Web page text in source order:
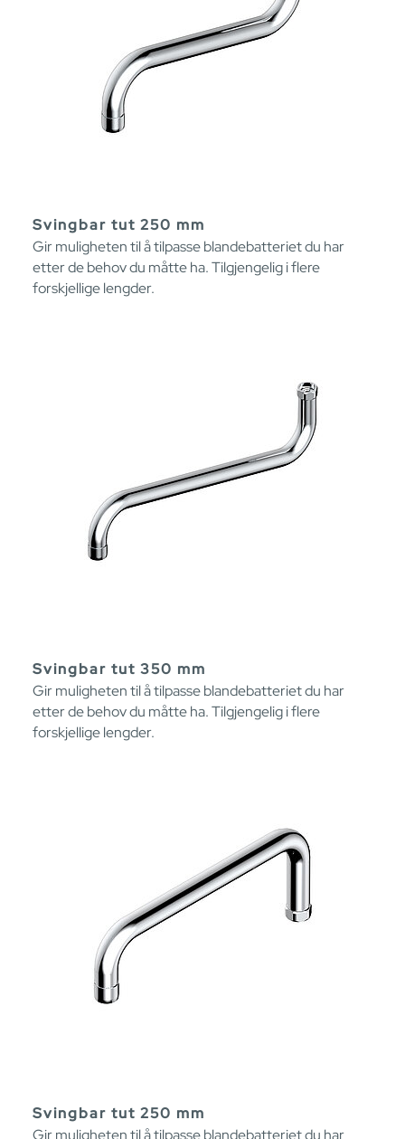
Svingbar tut 250 mm
Gir muligheten til å tilpasse blandebatteriet du har
etter de behov du måtte ha. Tilgjengelig i flere
forskjellige lengder.
Svingbar tut 350 mm
Gir muligheten til å tilpasse blandebatteriet du har
etter de behov du måtte ha. Tilgjengelig i flere
forskjellige lengder.
Svingbar tut 250 mm
Gir muligheten til å tilpasse blandebatteriet du har